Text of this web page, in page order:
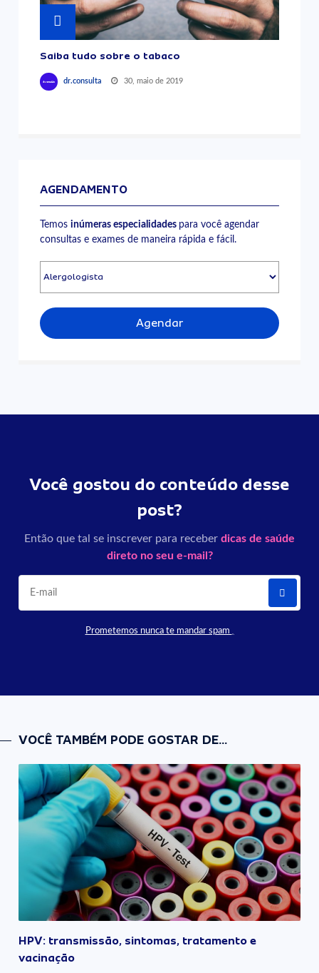
Saiba tudo sobre o tabaco
dr.consulta 30, maio de 2019
AGENDAMENTO
Temosinúmeras especialidades para você agendar
consultas e exames de maneira rápida e fácil.
Agendar
Você gostou do conteúdo desse
post?
Então que tal se inscrever para receber dicas de saúde
direto no seu e-mail?
Prometemos nunca te mandar spam
VOCÊ TAMBÉM PODE GOSTAR DE...
HPV: transmissão, sintomas, tratamento e
vacinação